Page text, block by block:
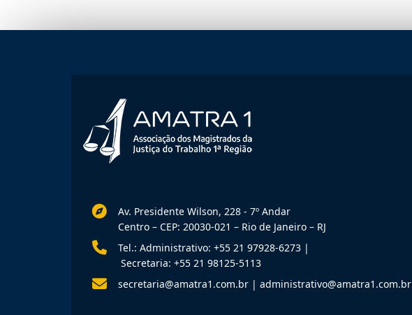
Av. Presidente Wilson, 228 - 7º Andar
Centro – CEP: 20030-021 – Rio de Janeiro – RJ
Tel.: Administrativo: +55 21 97928-6273 |
Secretaria: +55 21 98125-5113
secretaria@amatra1.com.br | administrativo@amatra1.com.br